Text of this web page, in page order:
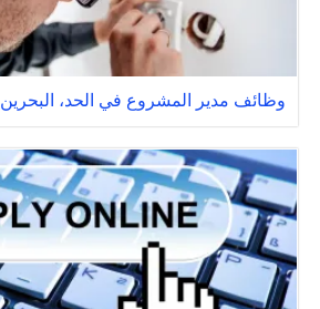
وظائف مدير المشروع في الحد، البحرين